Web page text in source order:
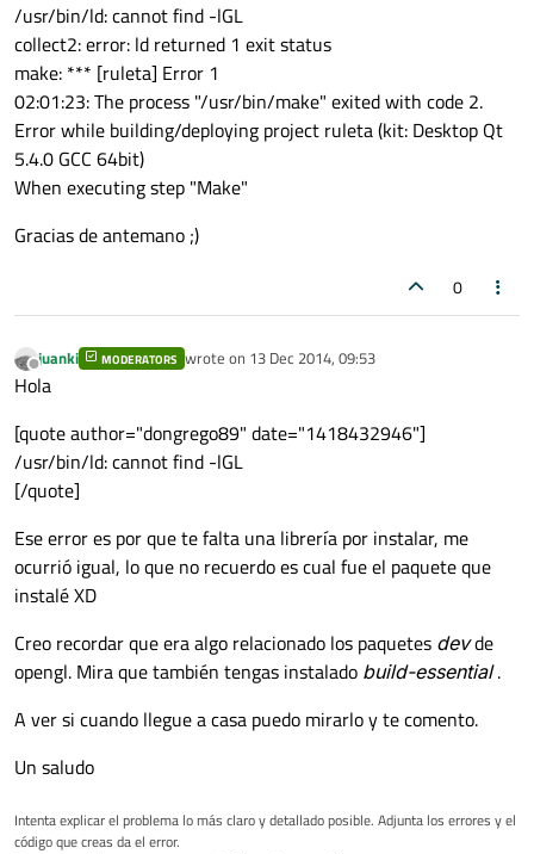
/usr/bin/ld: cannot find -lGL
collect2: error: ld returned 1 exit status
make: *** [ruleta] Error 1
02:01:23: The process "/usr/bin/make" exited with code 2.
Error while building/deploying project ruleta (kit: Desktop Qt
5.4.0 GCC 64bit)
When executing step "Make"
Gracias de antemano ;)
0
Offline
juanki MODERATORS wrote on 13 Dec 2014, 09:53
last edited by
Hola
[quote author="dongrego89" date="1418432946"]
/usr/bin/ld: cannot find -lGL
[/quote]
Ese error es por que te falta una librería por instalar, me
ocurrió igual, lo que no recuerdo es cual fue el paquete que
instalé XD
Creo recordar que era algo relacionado los paquetes devde
opengl. Mira que también tengas instalado build-essential.
A ver si cuando llegue a casa puedo mirarlo y te comento.
Un saludo
Intenta explicar el problema lo más claro y detallado posible. Adjunta los errores y el
código que creas da el error.